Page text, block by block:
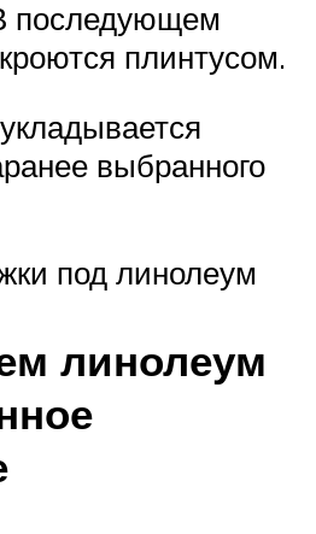
последующем
плинтусом.
выбранного
под линолеум
линолеум